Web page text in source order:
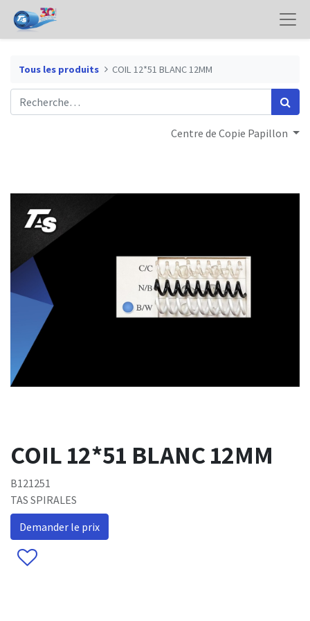
Tous les produits COIL 12*51 BLANC 12MM
Centre de Copie Papillon
COIL 12*51 BLANC 12MM
B121251
TAS SPIRALES
Demander le prix